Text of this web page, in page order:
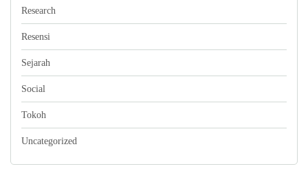
Research
Resensi
Sejarah
Social
Tokoh
Uncategorized